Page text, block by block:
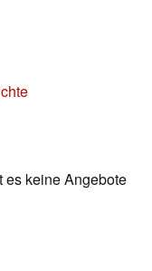
es keine Angebote